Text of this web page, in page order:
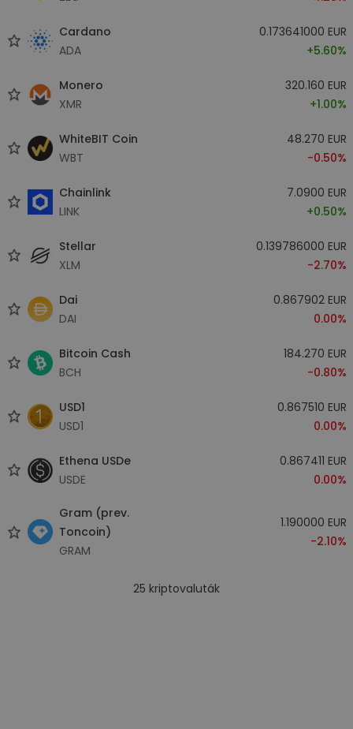
Cardano
ADA
0.173641000 EUR
+5.60%
Monero
XMR
320.160 EUR
+1.00%
WhiteBIT Coin
WBT
48.270 EUR
-0.50%
Chainlink
LINK
7.0900 EUR
+0.50%
Stellar
XLM
0.139786000 EUR
-2.70%
Dai
DAI
0.867902 EUR
0.00%
Bitcoin Cash
BCH
184.270 EUR
-0.80%
USD1
USD1
0.867510 EUR
0.00%
Ethena USDe
USDE
0.867411 EUR
0.00%
Gram (prev.
Toncoin)
GRAM
1.190000 EUR
-2.10%
25 kriptovaluták